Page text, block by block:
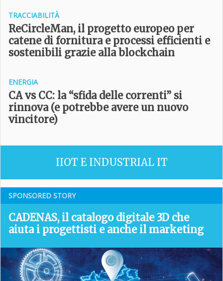
TRACCIABILITÀ
ReCircleMan, il progetto europeo per
catene di fornitura e processi efficienti e
sostenibili grazie alla blockchain
ENERGIA
CA vs CC: la “sfida delle correnti” si
rinnova (e potrebbe avere un nuovo
vincitore)
IIOT E INDUSTRIAL IT
SPONSORED STORY
CADENAS, il catalogo digitale 3D che
aiuta i progettisti e anche il marketing